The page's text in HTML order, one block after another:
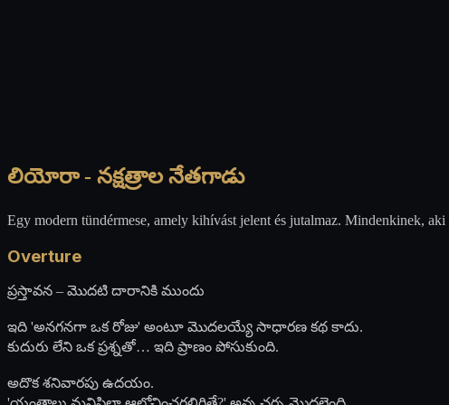
లియోరా - నక్షత్రాల నేతగాడు
Egy modern tündérmese, amely kihívást jelent és jutalmaz. Mindenkinek,
Overture
ప్రస్తావన – మొదటి దారానికి ముందు
ఇది 'అనగనగా ఒక రోజు' అంటూ మొదలయ్యే సాధారణ కథ కాదు.
కుదురు లేని ఒక ప్రశ్నతో… ఇది ప్రాణం పోసుకుంది.
అదొక శనివారపు ఉదయం.